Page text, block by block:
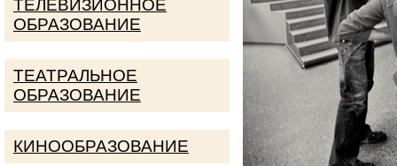
ТЕЛЕВИЗИОННОЕ
ОБРАЗОВАНИЕ
ТЕАТРАЛЬНОЕ
ОБРАЗОВАНИЕ
КИНООБРАЗОВАНИЕ